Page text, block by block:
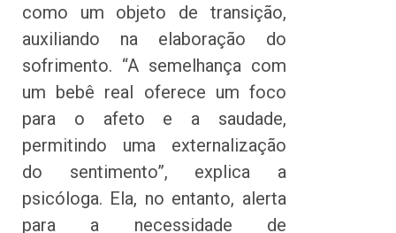
como um objeto de transição,
auxiliando na elaboração do
sofrimento. “A semelhança com
um bebê real oferece um foco
para o afeto e a saudade,
permitindo uma externalização
do sentimento”, explica a
psicóloga. Ela, no entanto, alerta
para a necessidade de